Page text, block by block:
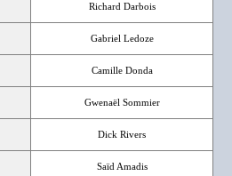
Richard Darbois
Gabriel Ledoze
Camille Donda
Gwenaël Sommier
Dick Rivers
Saïd Amadis